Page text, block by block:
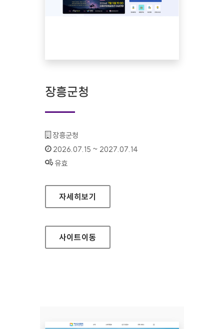
장흥군청
기관명 :
장흥군청
인증기간 :
2026.07.15 ~ 2027.07.14
상태 :
유효
장흥군청
자세히보기
사이트이동